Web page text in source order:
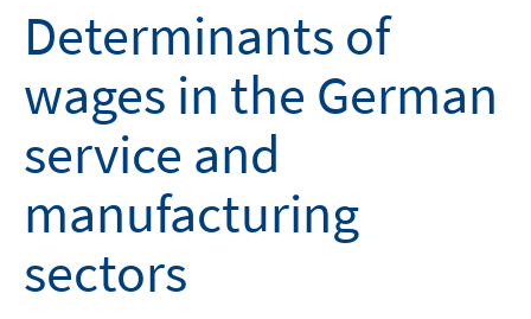
Determinants of
wages in the German
service and
manufacturing
sectors